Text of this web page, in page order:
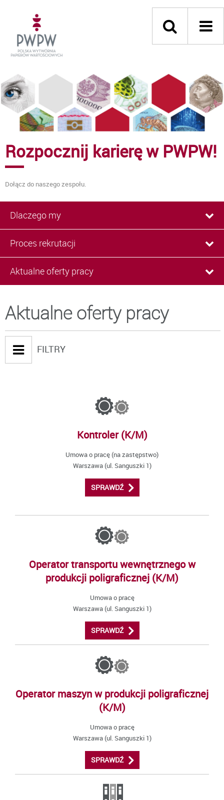
Rozpocznij karierę w PWPW!
Dołącz do naszego zespołu.
Dlaczego my
Proces rekrutacji
Aktualne oferty pracy
Aktualne oferty pracy
FILTRY
Kontroler (K/M)
Umowa o pracę (na zastępstwo)
Warszawa (ul. Sanguszki 1)
SPRAWDŹ
Operator transportu wewnętrznego w
produkcji poligraficznej (K/M)
Umowa o pracę
Warszawa (ul. Sanguszki 1)
SPRAWDŹ
Operator maszyn w produkcji poligraficznej
(K/M)
Umowa o pracę
Warszawa (ul. Sanguszki 1)
SPRAWDŹ